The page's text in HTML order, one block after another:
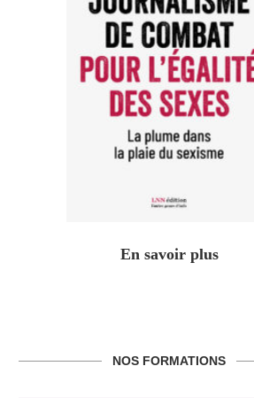
En savoir plus
NOS FORMATIONS